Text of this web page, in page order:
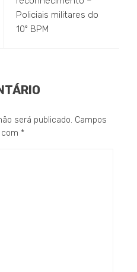
Policiais militares do
10º BPM
será publicado. Campos
*